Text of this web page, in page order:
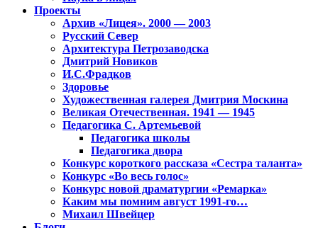
Проекты
Архив «Лицея». 2000 — 2003
Русский Север
Архитектура Петрозаводска
Дмитрий Новиков
И.С.Фрадков
Здоровье
Художественная галерея Дмитрия Москина
Великая Отечественная. 1941 — 1945
Педагогика С. Артемьевой
Педагогика школы
Педагогика двора
Конкурс короткого рассказа «Сестра таланта»
Конкурс «Во весь голос»
Конкурс новой драматургии «Ремарка»
Каким мы помним август 1991-го…
Михаил Швейцер